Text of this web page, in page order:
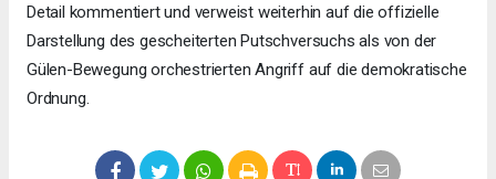
Detail kommentiert und verweist weiterhin auf die offizielle
Darstellung des gescheiterten Putschversuchs als von der
Gülen-Bewegung orchestrierten Angriff auf die demokratische
Ordnung.